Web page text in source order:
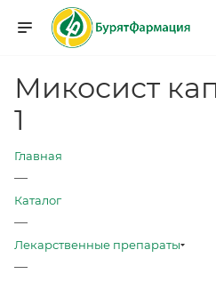
Микосист
1
Главная
—
Каталог
—
Лекарственные препараты
—